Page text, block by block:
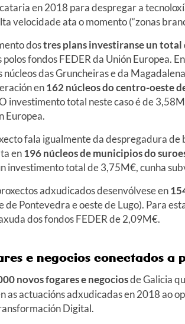
en 2018 para despregar a
velocidade ata o momento (“zonas
dostres plans investiranse un total
fondos FEDER da Unión Europea.
das Gruncheiras e da
en162 núcleos do centro-oeste
investimento total neste caso é de
Europea.
fala igualmente da despregadura
en196 núcleos de municipios do
investimento total de 3,75M€, cunha
adxudicados desenvólvese en
de Pontevedra e oeste de Lugo). Para
dos fondos FEDER de 2,09M€.
e negocios conectados a
novos fogares e negociosde Galicia
as actuacións adxudicadas en 2018 ao
Digital.